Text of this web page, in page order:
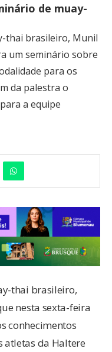
de muay-
thai brasileiro, Munil
um seminário sobre
para os
da palestra o
a equipe
thai brasileiro,
nesta sexta-feira
conhecimentos
atletas da Haltere